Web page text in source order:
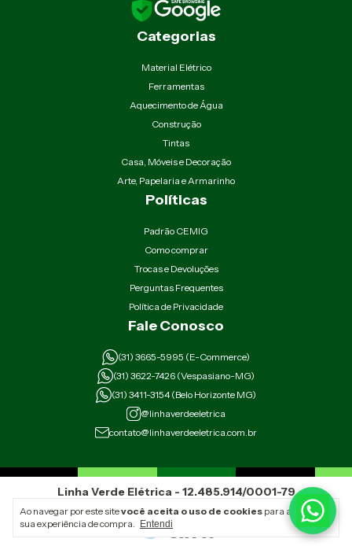
Ao navegar por este sitevocê aceita o uso de cookies para agilizar a
sua experiência de compra.
Entendi
Categorias
Material Elétrico
Ferramentas
Aquecimento de Água
Construção
Tintas
Casa, Móveis e Decoração
Arte, Papelaria e Armarinho
Políticas
Padrão CEMIG
Como comprar
Trocas e Devoluções
Perguntas Frequentes
Política de Privacidade
Fale Conosco
(31) 3665-5995 (E-Commerce)
(31) 3622-7426 (Vespasiano-MG)
(31) 3411-3154 (Belo Horizonte MG)
@linhaverdeeletrica
contato@linhaverdeeletrica.com.br
Linha Verde Elétrica - 12.485.914/0001-79
Av. Sebastião Antônio Ribeiro 268 Vespasiano Minas Gerais